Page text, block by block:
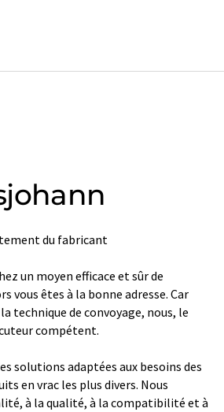
du fabricant
un moyen efficace et sûr de
vous êtes à la bonne adresse. Car
technique de convoyage, nous, le
compétent.
solutions adaptées aux besoins des
en vrac les plus divers. Nous
à la qualité, à la compatibilité et à